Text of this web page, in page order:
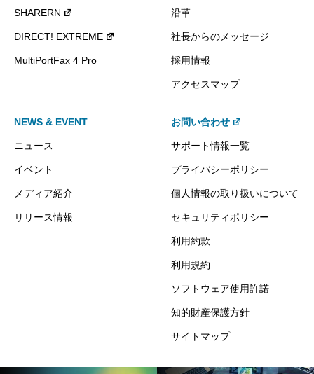
SHARERN
DIRECT! EXTREME
MultiPortFax 4 Pro
沿革
社長からのメッセージ
採用情報
アクセスマップ
NEWS & EVENT
ニュース
イベント
メディア紹介
リリース情報
お問い合わせ
サポート情報一覧
プライバシーポリシー
個人情報の取り扱いについて
セキュリティポリシー
利用約款
利用規約
ソフトウェア使用許諾
知的財産保護方針
サイトマップ